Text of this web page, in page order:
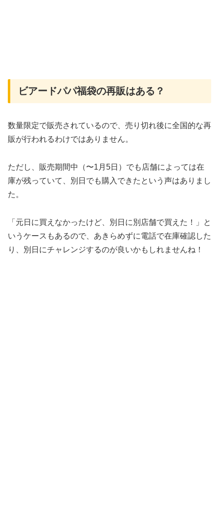
ビアードパパ福袋の再販はある？
数量限定で販売されているので、売り切れ後に全国的な再
販が行われるわけではありません。
ただし、販売期間中（〜1月5日）でも店舗によっては在
庫が残っていて、別日でも購入できたという声はありまし
た。
「元日に買えなかったけど、別日に別店舗で買えた！」と
いうケースもあるので、あきらめずに電話で在庫確認した
り、別日にチャレンジするのが良いかもしれませんね！